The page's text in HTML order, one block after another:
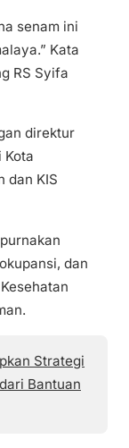
senam ini
Kata
RS Syifa
direktur
dan KIS
dan
Strategi
Bantuan